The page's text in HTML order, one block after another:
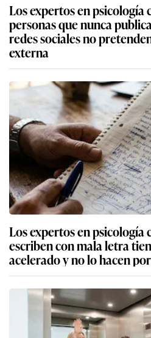
Los expertos en psicología
personas que nunca
redes sociales no
externa
Los expertos en psicología
escriben con mala letra
acelerado y no lo hacen